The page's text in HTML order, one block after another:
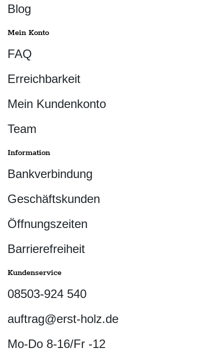
Blog
Mein Konto
FAQ
Erreichbarkeit
Mein Kundenkonto
Team
Information
Bankverbindung
Geschäftskunden
Öffnungszeiten
Barrierefreiheit
Kundenservice
08503-924 540
auftrag@erst-holz.de
Mo-Do 8-16/Fr -12